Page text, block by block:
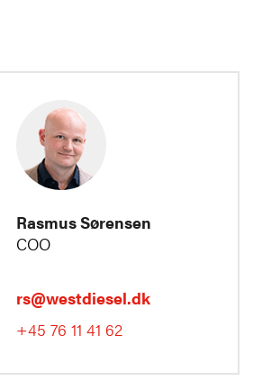
Rasmus Sørensen
COO
rs@westdiesel.dk
+45 76 11 41 62